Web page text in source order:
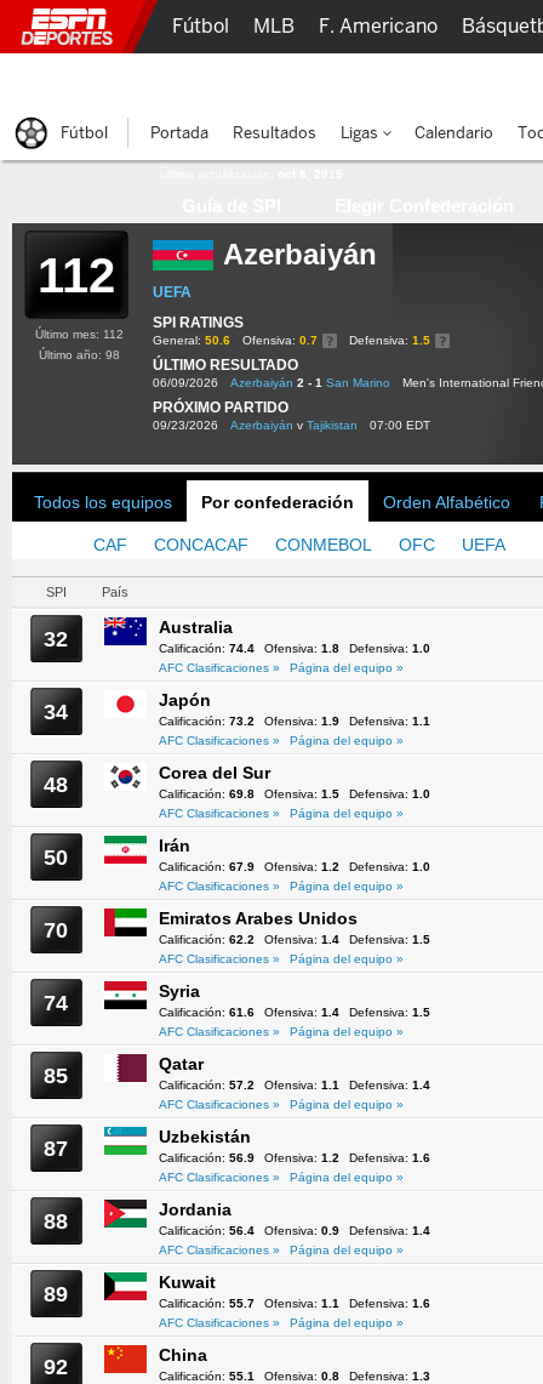
112 Azerbaiyán
UEFA
SPI RATINGS
General: 50.6 Ofensiva: 0.7 Defensiva: 1.5
ÚLTIMO RESULTADO
06/09/2026 Azerbaiyán 2 - 1 San Marino Men's International
PRÓXIMO PARTIDO
09/23/2026 Azerbaiyán v Tajikistan 07:00 EDT
Último mes: 112
Último año: 98
Todos los equipos Por confederación Orden Alfabético
CAF CONCACAF CONMEBOL OFC UEFA
SPI País
32 Australia
Calificación: 74.4 Ofensiva: 1.8 Defensiva: 1.0
AFC Clasificaciones »
Página del equipo »
34 Japón
Calificación: 73.2 Ofensiva: 1.9 Defensiva: 1.1
AFC Clasificaciones »
Página del equipo »
48 Corea del Sur
Calificación: 69.8 Ofensiva: 1.5 Defensiva: 1.0
AFC Clasificaciones »
Página del equipo »
50 Irán
Calificación: 67.9 Ofensiva: 1.2 Defensiva: 1.0
AFC Clasificaciones »
Página del equipo »
70 Emiratos Arabes Unidos
Calificación: 62.2 Ofensiva: 1.4 Defensiva: 1.5
AFC Clasificaciones »
Página del equipo »
74 Syria
Calificación: 61.6 Ofensiva: 1.4 Defensiva: 1.5
AFC Clasificaciones »
Página del equipo »
85 Qatar
Calificación: 57.2 Ofensiva: 1.1 Defensiva: 1.4
AFC Clasificaciones »
Página del equipo »
87 Uzbekistán
Calificación: 56.9 Ofensiva: 1.2 Defensiva: 1.6
AFC Clasificaciones »
Página del equipo »
88 Jordania
Calificación: 56.4 Ofensiva: 0.9 Defensiva: 1.4
AFC Clasificaciones »
Página del equipo »
89 Kuwait
Calificación: 55.7 Ofensiva: 1.1 Defensiva: 1.6
AFC Clasificaciones »
Página del equipo »
92 China
Calificación: 55.1 Ofensiva: 0.8 Defensiva: 1.3
Fútbol MLB F. Americano
Fútbol Portada Resultados Ligas Calendario